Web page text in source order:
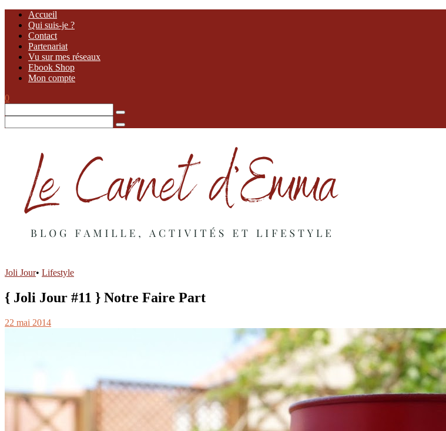
Accueil
Qui suis-je ?
Contact
Partenariat
Vu sur mes réseaux
Ebook Shop
Mon compte
0
Joli Jour• Lifestyle
{ Joli Jour #11 } Notre Faire Part
22 mai 2014